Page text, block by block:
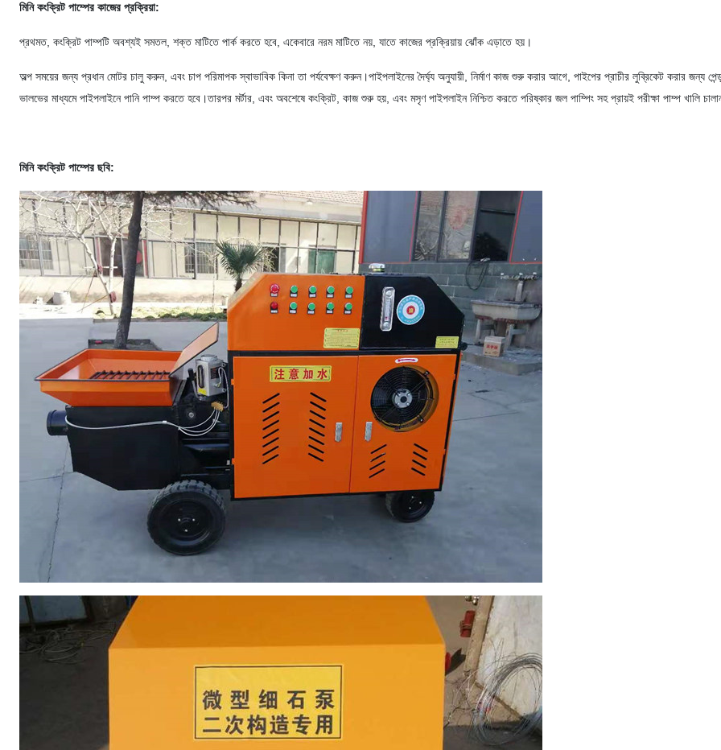
মিনি কংক্রিট পাম্পের কাজের প্রক্রিয়া:
প্রথমত, কংক্রিট পাম্পটি অবশ্যই সমতল, শক্ত মাটিতে পার্ক করতে হবে, একেবারে নরম মাটিতে নয়, যাতে কাজের প্রক্রিয়ায় ঝোঁক এড়াতে হয়।
অল্প সময়ের জন্য প্রধান মোটর চালু করুন, এবং চাপ পরিমাপক স্বাভাবিক কিনা তা পর্যবেক্ষণ করুন।পাইপলাইনের দৈর্ঘ্য অনুযায়ী, নির্মাণ কাজ শুরু করার আগে, পাইপের প্রাচীর লুব্রিকেট করার জন্য
ভালভের মাধ্যমে পাইপলাইনে পানি পাম্প করতে হবে।তারপর মর্টার, এবং অবশেষে কংক্রিট, কাজ শুরু হয়, এবং মসৃণ পাইপলাইন নিশ্চিত করতে পরিষ্কার জল পাম্পিং সহ প্রায়ই পরীক্ষা পাম্প খালি
মিনি কংক্রিট পাম্পের ছবি: